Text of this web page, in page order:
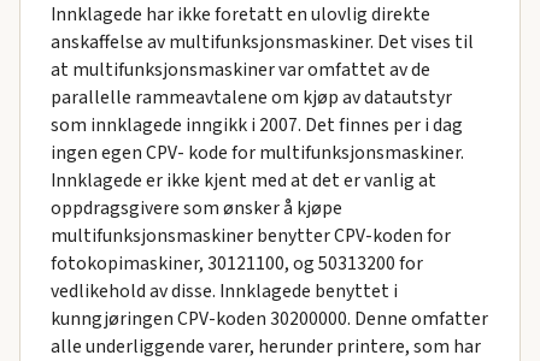
Innklagede har ikke foretatt en ulovlig direkte
anskaffelse av multifunksjonsmaskiner. Det vises til
at multifunksjonsmaskiner var omfattet av de
parallelle rammeavtalene om kjøp av datautstyr
som innklagede inngikk i 2007. Det finnes per i dag
ingen egen CPV- kode for multifunksjonsmaskiner.
Innklagede er ikke kjent med at det er vanlig at
oppdragsgivere som ønsker å kjøpe
multifunksjonsmaskiner benytter CPV-koden for
fotokopimaskiner, 30121100, og 50313200 for
vedlikehold av disse. Innklagede benyttet i
kunngjøringen CPV-koden 30200000. Denne omfatter
alle underliggende varer, herunder printere, som har